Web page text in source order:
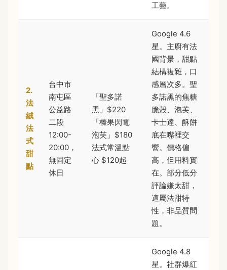
工藝。
2.
法
絨
法
式
甜
點
台中市
南屯區
公益路
二段
12:00-
20:00，
無固定
休日
「聖多諾
黑」$220
「榛果閃電
泡芙」$180
法式常溫點
心 $120起
Google 4.6
星。主廚有法
國背景，甜點
結構複雜，口
感層次多。聖
多諾黑的焦糖
脆殼、泡芙、
卡士達、酥餅
底在嘴裡交
響。價格偏
高，但用料實
在。部分低分
評論嫌太甜，
這屬法甜特
性，非品質問
題。
Google 4.8
星。社群爆紅